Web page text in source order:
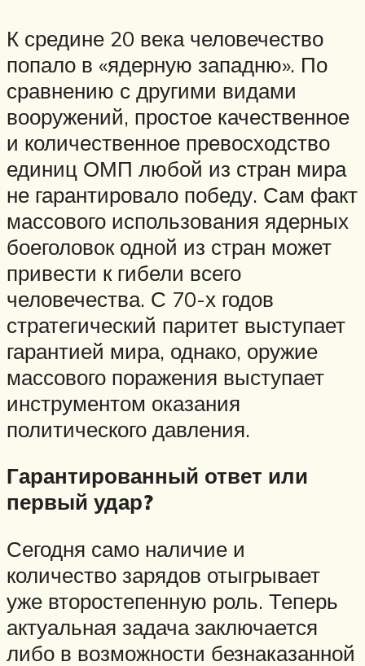
К средине 20 века человечество
попало в «ядерную западню». По
сравнению с другими видами
вооружений, простое качественное
и количественное превосходство
единиц ОМП любой из стран мира
не гарантировало победу. Сам факт
массового использования ядерных
боеголовок одной из стран может
привести к гибели всего
человечества. С 70-х годов
стратегический паритет выступает
гарантией мира, однако, оружие
массового поражения выступает
инструментом оказания
политического давления.
Гарантированный ответ или
первый удар?
Сегодня само наличие и
количество зарядов отыгрывает
уже второстепенную роль. Теперь
актуальная задача заключается
либо в возможности безнаказанной